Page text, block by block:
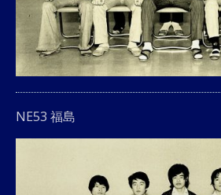
NE53 福島